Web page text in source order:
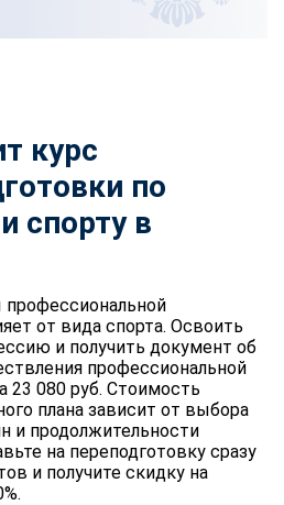
курс
по
спортув
от вида спорта. Освоить
и получить документ об
профессиональной
23 080 руб. Стоимость
плана зависит от выбора
и продолжительности
на переподготовку сразу
и получите скидку на